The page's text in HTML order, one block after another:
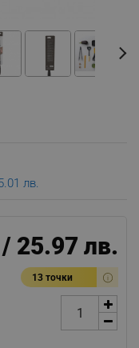
лв.
25.97 лв.
13 точки